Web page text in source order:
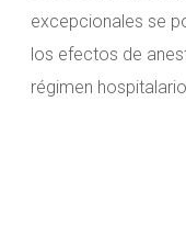
excepcionales se
los efectos de
régimen